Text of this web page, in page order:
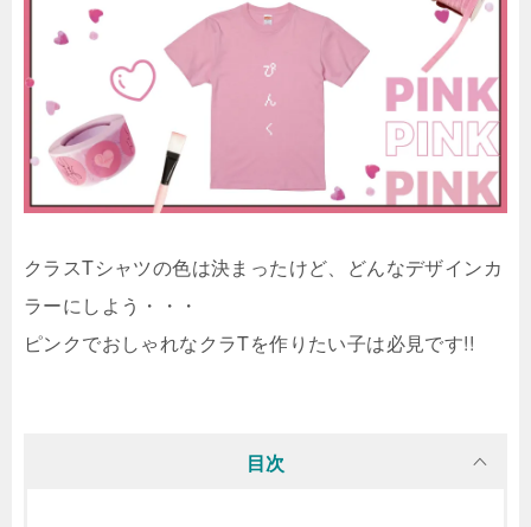
クラスTシャツの色は決まったけど、どんなデザインカ
ラーにしよう・・・
ピンクでおしゃれなクラTを作りたい子は必見です!!
目次